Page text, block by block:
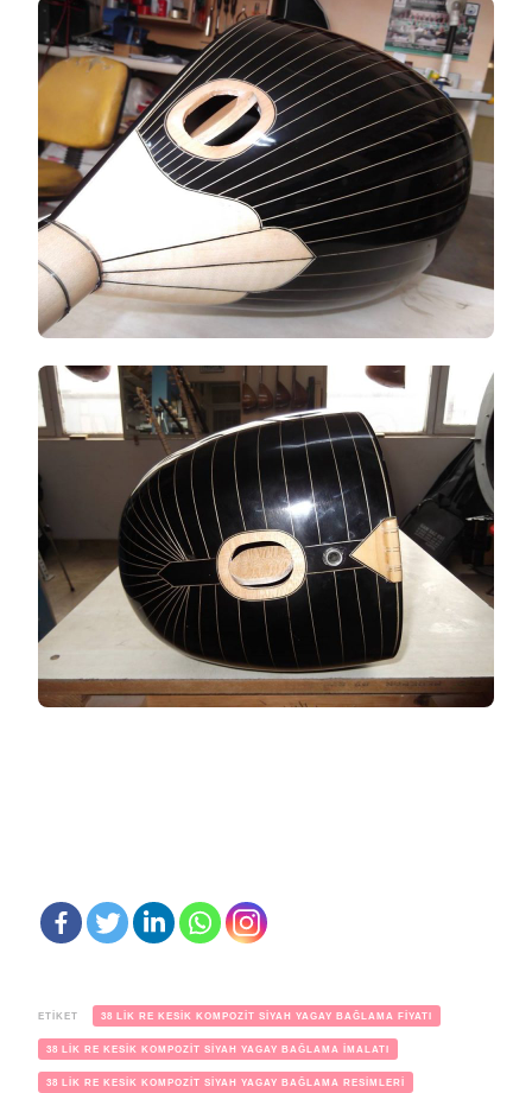
ETIKET 38 LİK RE KESİK KOMPOZİT SİYAH YAGAY BAĞLAMA FİYATI
38 LİK RE KESİK KOMPOZİT SİYAH YAGAY BAĞLAMA İMALATI
38 LİK RE KESİK KOMPOZİT SİYAH YAGAY BAĞLAMA RESİMLERİ